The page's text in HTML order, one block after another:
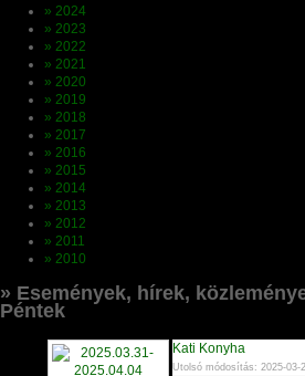
» 2024
» 2023
» 2022
» 2021
» 2020
» 2019
» 2018
» 2017
» 2016
» 2015
» 2014
» 2013
» 2012
» 2011
» 2010
» Események, hírek,
Péntek
Kati Konyha
Utolsó módosítás: 2025-03-